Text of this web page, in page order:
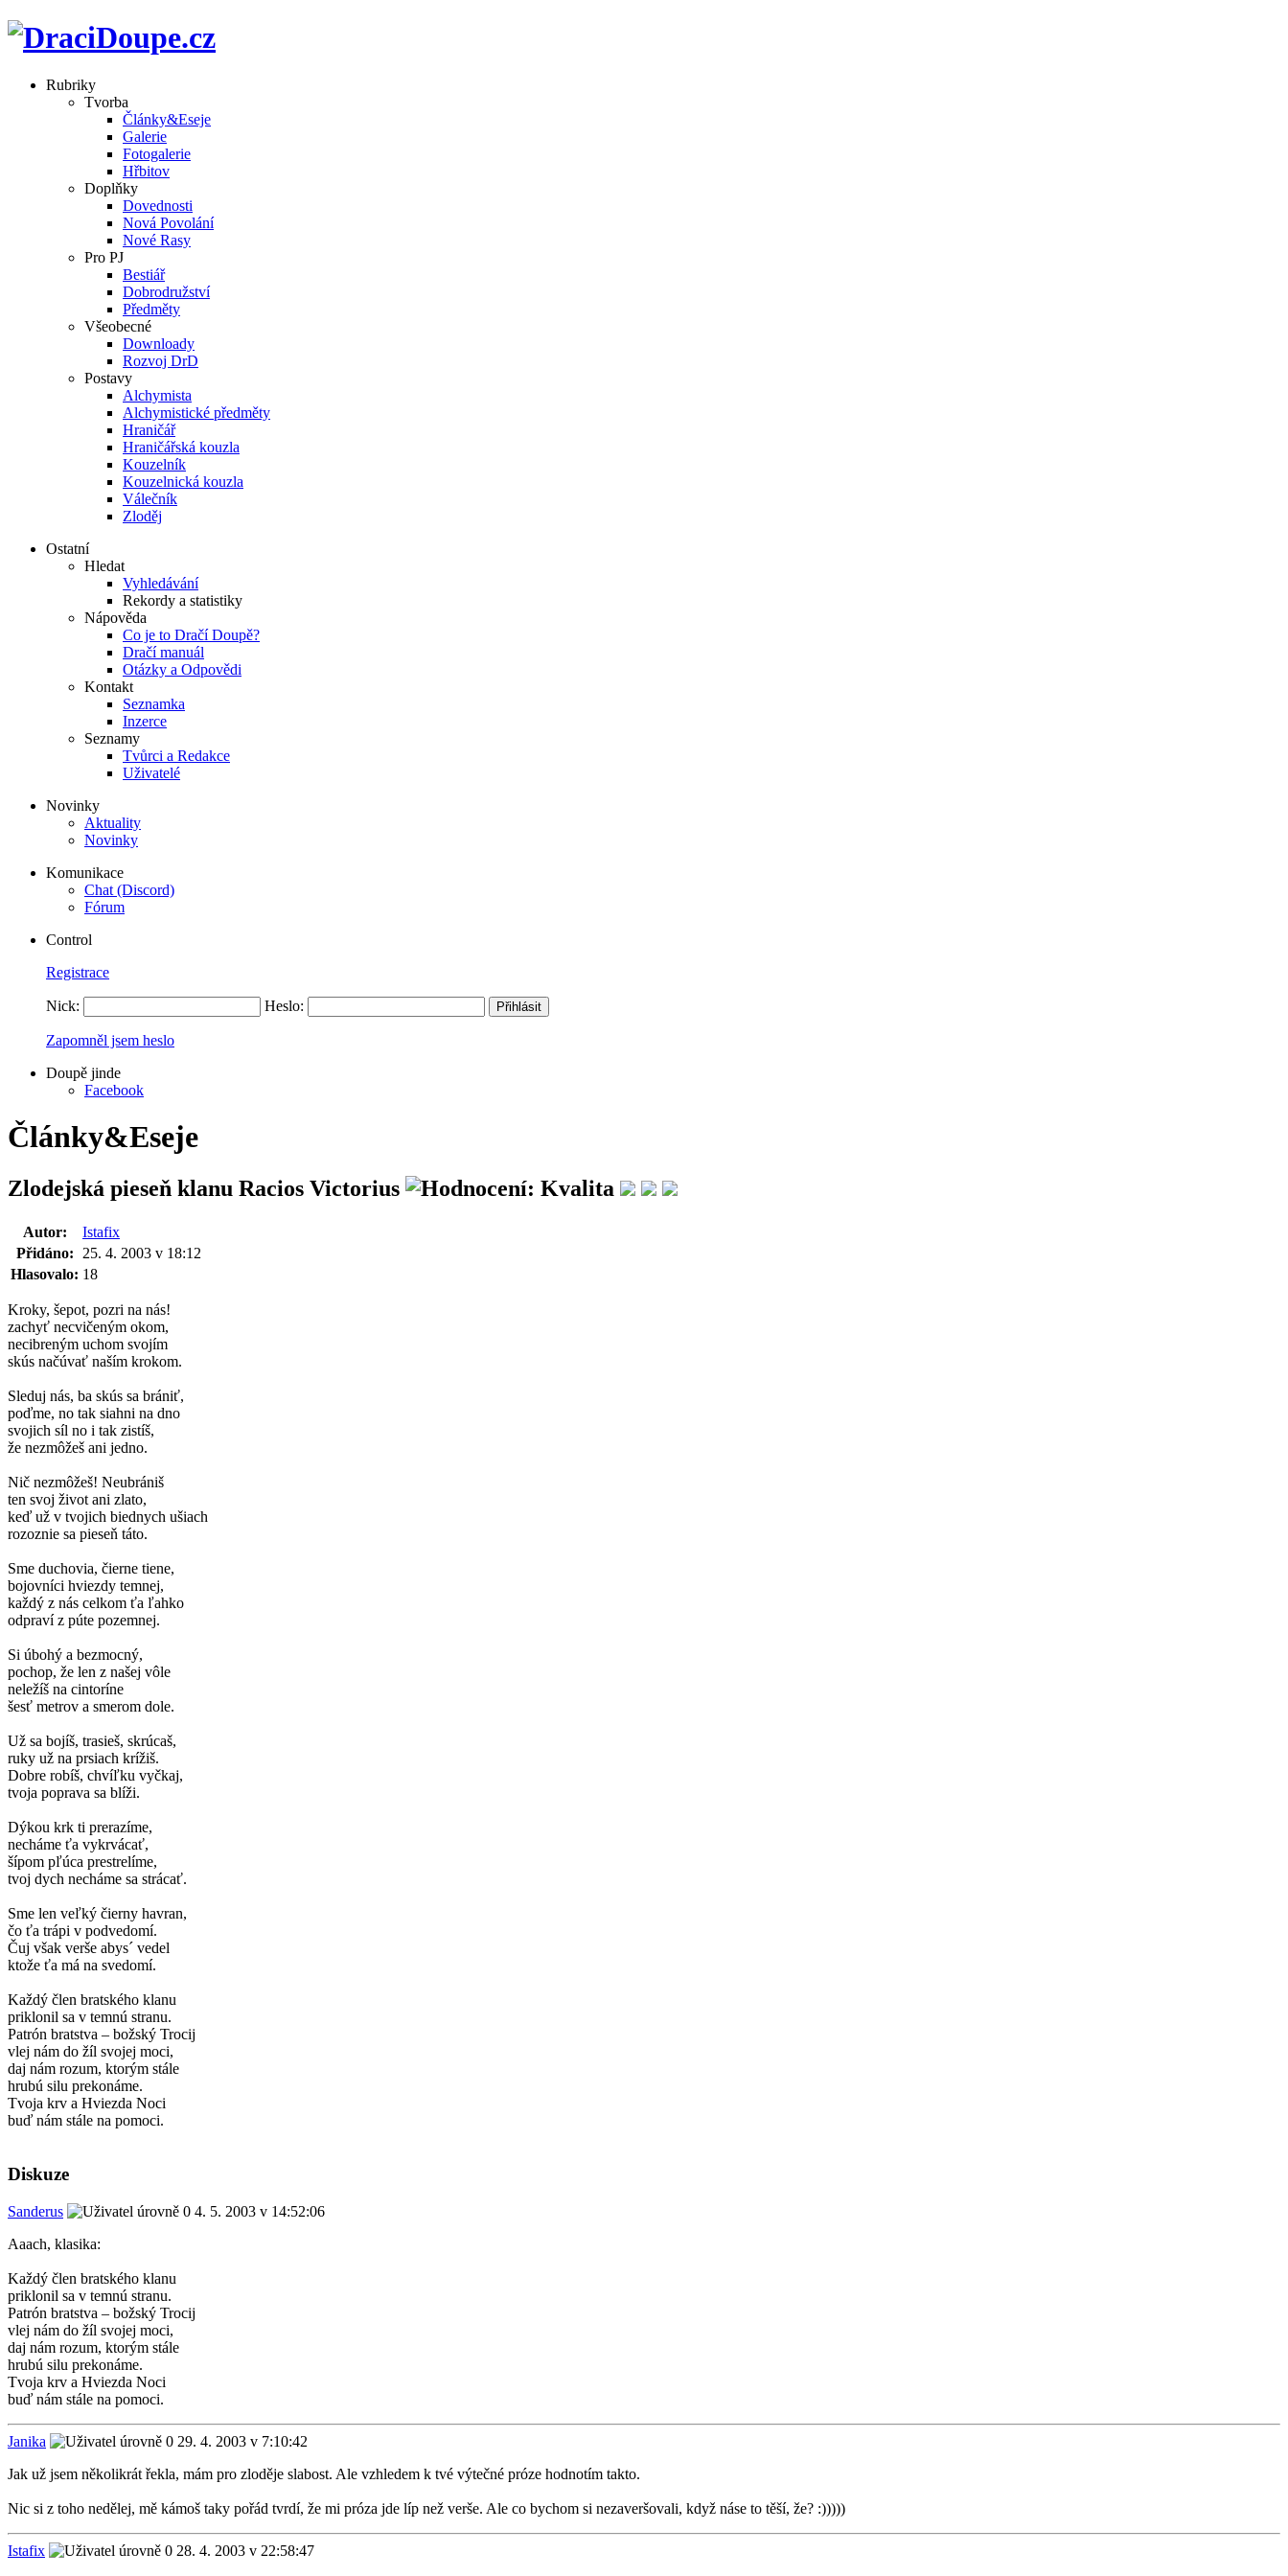
Rubriky
Tvorba
Články&Eseje
Galerie
Fotogalerie
Hřbitov
Doplňky
Dovednosti
Nová Povolání
Nové Rasy
Pro PJ
Bestiář
Dobrodružství
Předměty
Všeobecné
Downloady
Rozvoj DrD
Postavy
Alchymista
Alchymistické předměty
Hraničář
Hraničářská kouzla
Kouzelník
Kouzelnická kouzla
Válečník
Zloděj
Ostatní
Hledat
Vyhledávání
Rekordy a statistiky
Nápověda
Co je to Dračí Doupě?
Dračí manuál
Otázky a Odpovědi
Kontakt
Seznamka
Inzerce
Seznamy
Tvůrci a Redakce
Uživatelé
Novinky
Aktuality
Novinky
Komunikace
Chat (Discord)
Fórum
Control
Registrace
Nick: Heslo:
Zapomněl jsem heslo
Doupě jinde
Facebook
Články&Eseje
Zlodejská pieseň klanu Racios Victorius
Autor:
Istafix
Přidáno:
25. 4. 2003 v 18:12
Hlasovalo: 18
Kroky, šepot, pozri na nás!
zachyť necvičeným okom,
necibreným uchom svojím
skús načúvať naším krokom.
Sleduj nás, ba skús sa brániť,
poďme, no tak siahni na dno
svojich síl no i tak zistíš,
že nezmôžeš ani jedno.
Nič nezmôžeš! Neubrániš
ten svoj život ani zlato,
keď už v tvojich biednych ušiach
rozoznie sa pieseň táto.
Sme duchovia, čierne tiene,
bojovníci hviezdy temnej,
každý z nás celkom ťa ľahko
odpraví z púte pozemnej.
Si úbohý a bezmocný,
pochop, že len z našej vôle
neležíš na cintoríne
šesť metrov a smerom dole.
Už sa bojíš, trasieš, skrúcaš,
ruky už na prsiach krížiš.
Dobre robíš, chvíľku vyčkaj,
tvoja poprava sa blíži.
Dýkou krk ti prerazíme,
necháme ťa vykrvácať,
šípom pľúca prestrelíme,
tvoj dych necháme sa strácať.
Sme len veľký čierny havran,
čo ťa trápi v podvedomí.
Čuj však verše abys´ vedel
ktože ťa má na svedomí.
Každý člen bratského klanu
priklonil sa v temnú stranu.
Patrón bratstva – božský Trocij
vlej nám do žíl svojej moci,
daj nám rozum, ktorým stále
hrubú silu prekonáme.
Tvoja krv a Hviezda Noci
buď nám stále na pomoci.
Diskuze
Sanderus
4. 5. 2003 v 14:52:06
Aaach, klasika:
Každý člen bratského klanu
priklonil sa v temnú stranu.
Patrón bratstva – božský Trocij
vlej nám do žíl svojej moci,
daj nám rozum, ktorým stále
hrubú silu prekonáme.
Tvoja krv a Hviezda Noci
buď nám stále na pomoci.
Janika
29. 4. 2003 v 7:10:42
Jak už jsem několikrát řekla, mám pro zloděje slabost. Ale vzhledem k tvé výtečné próze hodnotím takto.
Nic si z toho nedělej, mě kámoš taky pořád tvrdí, že mi próza jde líp než verše. Ale co bychom si nezaveršovali, když náse to těší, že? :)))))
Istafix
28. 4. 2003 v 22:58:47